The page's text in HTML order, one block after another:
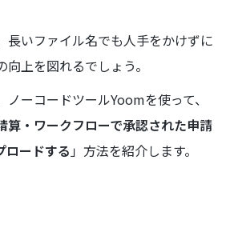
長いファイル名でも人手をかけずに
上を図れるでしょう。
ーコードツールYoomを使って、
算・ワークフローで承認された申請
ロードする」方法を紹介します。